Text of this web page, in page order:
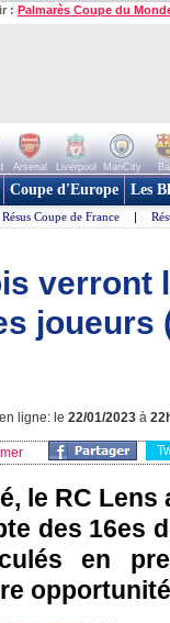
: Palmarès Coupe du
Arsenal Liverpool ManCity
Coupe d'Europe Les
Résus Coupe de France |
verront
joueurs
ligne: le 22/01/2023 à
le RC Lens
des 16es
en